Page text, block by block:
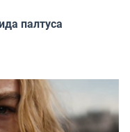
палтуса